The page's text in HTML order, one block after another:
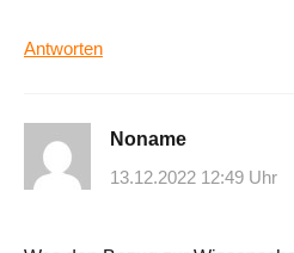
Antworten
Noname
13.12.2022 12:49 Uhr